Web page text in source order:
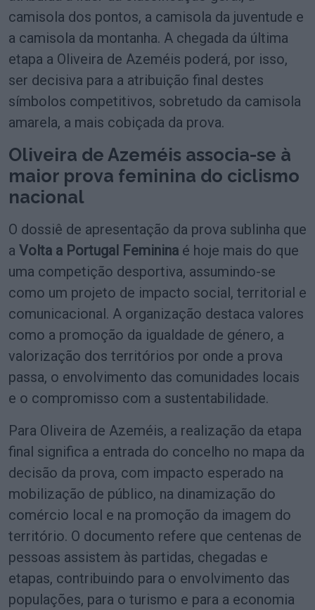
camisola dos pontos, a camisola da juventude e
a camisola da montanha. A chegada da última
etapa a Oliveira de Azeméis poderá, por isso,
ser decisiva para a atribuição final destes
símbolos competitivos, sobretudo da camisola
amarela, a mais cobiçada da prova.
Oliveira de Azeméis associa-se à
maior prova feminina do ciclismo
nacional
O dossiê de apresentação da prova sublinha que
a Volta a Portugal Feminina é hoje mais do que
uma competição desportiva, assumindo-se
como um projeto de impacto social, territorial e
comunicacional. A organização destaca valores
como a promoção da igualdade de género, a
valorização dos territórios por onde a prova
passa, o envolvimento das comunidades locais
e o compromisso com a sustentabilidade.
Para Oliveira de Azeméis, a realização da etapa
final significa a entrada do concelho no mapa da
decisão da prova, com impacto esperado na
mobilização de público, na dinamização do
comércio local e na promoção da imagem do
território. O documento refere que centenas de
pessoas assistem às partidas, chegadas e
etapas, contribuindo para o envolvimento das
populações, para o turismo e para a economia